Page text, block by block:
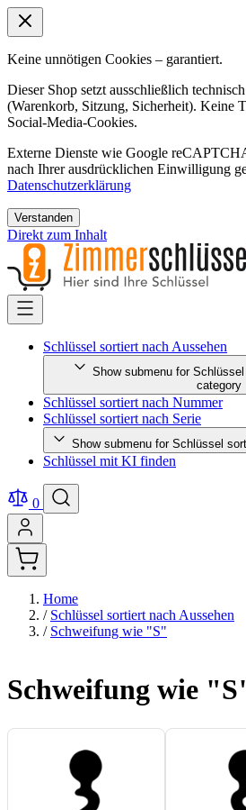
Keine unnötigen Cookies – garantiert.
Dieser Shop setzt ausschließlich
(Warenkorb, Sitzung, Sicherheit). Keine
Social-Media-Cookies.
Externe Dienste wie Google
nach Ihrer ausdrücklichen Einwilligung
Datenschutzerklärung
Verstanden
Direkt zum Inhalt
Schlüssel sortiert nach Aussehen
Show submenu for
category
Schlüssel sortiert nach Nummer
Schlüssel sortiert nach Serie
Show submenu for Schlüssel
Schlüssel mit KI finden
0
Home
/ Schlüssel sortiert nach Aussehen
/ Schweifung wie "S"
Schweifung wie